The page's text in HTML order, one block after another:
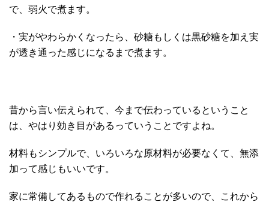
で、弱火で煮ます。
・実がやわらかくなったら、砂糖もしくは黒砂糖を加え実
が透き通った感じになるまで煮ます。
昔から言い伝えられて、今まで伝わっているということ
は、やはり効き目があるっていうことですよね。
材料もシンプルで、いろいろな原材料が必要なくて、無添
加って感じもいいです。
家に常備してあるもので作れることが多いので、これから